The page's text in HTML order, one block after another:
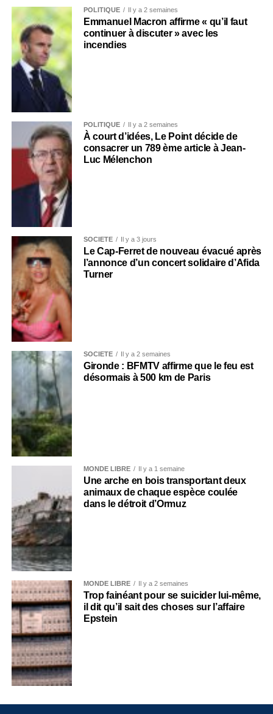
POLITIQUE Il y a 2 semaines
Emmanuel Macron affirme « qu’il faut
continuer à discuter » avec les
incendies
POLITIQUE Il y a 2 semaines
À court d’idées, Le Point décide de
consacrer un 789 ème article à Jean-
Luc Mélenchon
SOCIÉTÉ Il y a 3 jours
Le Cap-Ferret de nouveau évacué après
l’annonce d’un concert solidaire d’Afida
Turner
SOCIÉTÉ Il y a 2 semaines
Gironde : BFMTV affirme que le feu est
désormais à 500 km de Paris
MONDE LIBRE Il y a 1 semaine
Une arche en bois transportant deux
animaux de chaque espèce coulée
dans le détroit d’Ormuz
MONDE LIBRE Il y a 2 semaines
Trop fainéant pour se suicider lui-même,
il dit qu’il sait des choses sur l’affaire
Epstein